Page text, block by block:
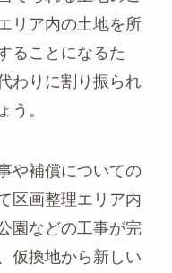
リア内の土地を所
ることになるた
わりに割り振られ
う。
や補償についての
区画整理エリア内
園などの工事が完
仮換地から新しい